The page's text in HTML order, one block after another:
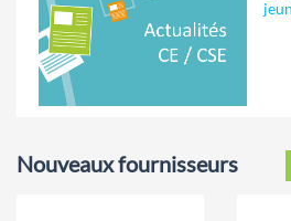
Nouveaux fournisseurs